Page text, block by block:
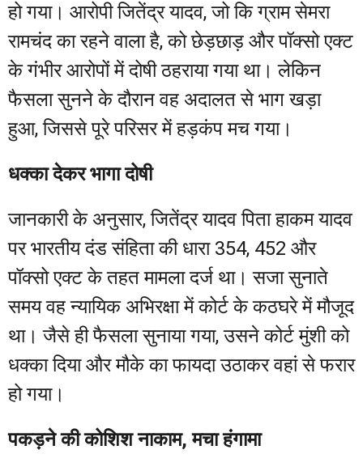
हो गया। आरोपी जितेंद्र यादव, जो कि ग्राम सेमरा
रामचंद का रहने वाला है, को छेड़छाड़ और पॉक्सो एक्ट
के गंभीर आरोपों में दोषी ठहराया गया था। लेकिन
फैसला सुनने के दौरान वह अदालत से भाग खड़ा
हुआ, जिससे पूरे परिसर में हड़कंप मच गया।
धक्का देकर भागा दोषी
जानकारी के अनुसार, जितेंद्र यादव पिता हाकम यादव
पर भारतीय दंड संहिता की धारा 354, 452 और
पॉक्सो एक्ट के तहत मामला दर्ज था। सजा सुनाते
समय वह न्यायिक अभिरक्षा में कोर्ट के कठघरे में मौजूद
था। जैसे ही फैसला सुनाया गया, उसने कोर्ट मुंशी को
धक्का दिया और मौके का फायदा उठाकर वहां से फरार
हो गया।
पकड़ने की कोशिश नाकाम, मचा हंगामा